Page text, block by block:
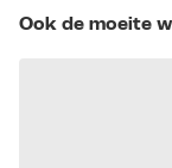
Ook de moeite